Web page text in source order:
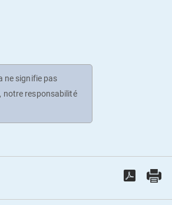
ne signifie pas
notre responsabilité